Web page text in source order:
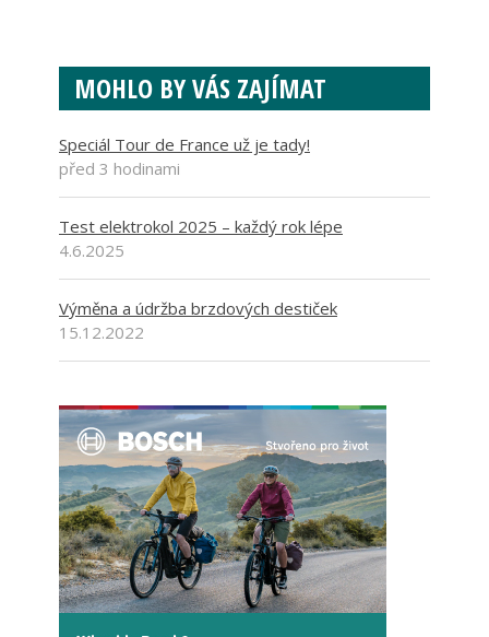
MOHLO BY VÁS ZAJÍMAT
Speciál Tour de France už je tady!
před 3 hodinami
Test elektrokol 2025 – každý rok lépe
4.6.2025
Výměna a údržba brzdových destiček
15.12.2022